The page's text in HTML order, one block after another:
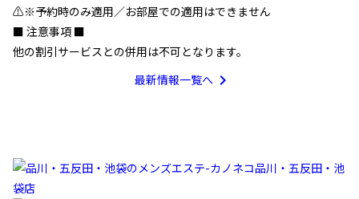
⚠️※予約時のみ適用／お部屋での適用はできません
■ 注意事項 ■
他の割引サービスとの併用は不可となります。
最新情報一覧へ chevron_right